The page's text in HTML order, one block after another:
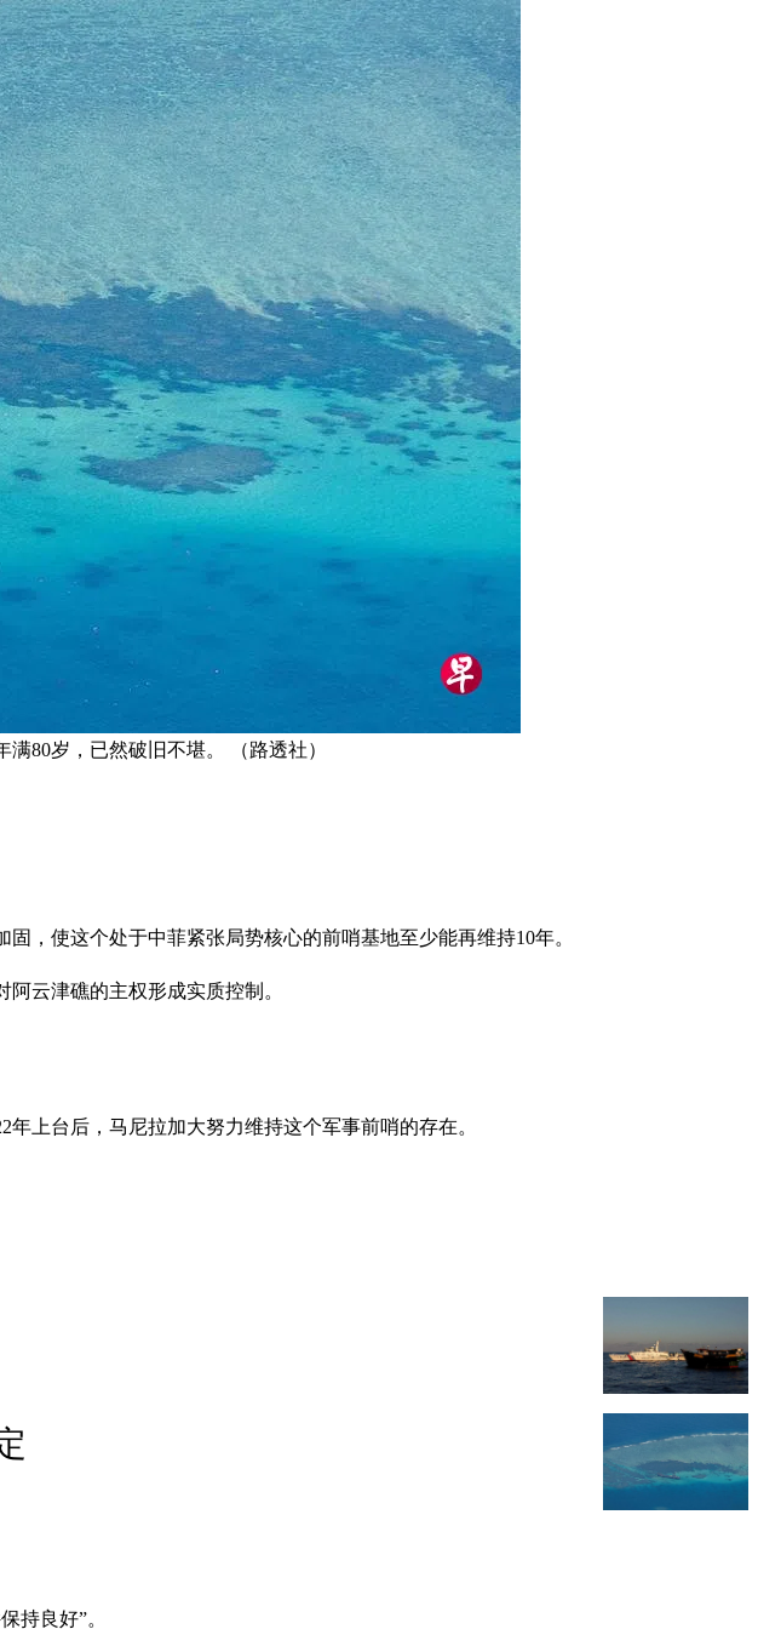
80岁，已然破旧不堪。 （路透社）
，使这个处于中菲紧张局势核心的前哨基地至少能再维持10年。
云津礁的主权形成实质控制。
上台后，马尼拉加大努力维持这个军事前哨的存在。
持良好”。